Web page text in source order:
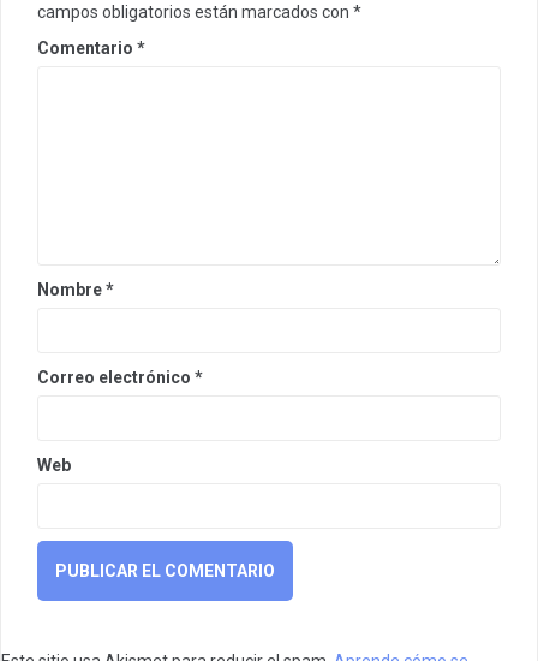
campos obligatorios están marcados con *
Comentario *
Nombre*
Correo electrónico *
Web